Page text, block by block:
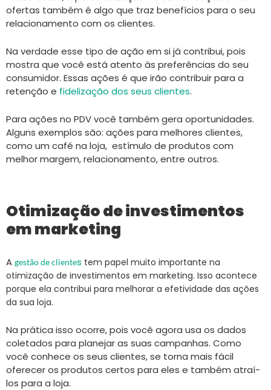
ofertas também é algo que traz benefícios para o seu
relacionamento com os clientes.
Na verdade esse tipo de ação em si já contribui, pois
mostra que você está atento às preferências do seu
consumidor. Essas ações é que irão contribuir para a
retenção e fidelização dos seus clientes.
Para ações no PDV você também gera oportunidades.
Alguns exemplos são: ações para melhores clientes,
como um café na loja, estímulo de produtos com
melhor margem, relacionamento, entre outros.
Otimização de investimentos
em marketing
A gestão de clientes tem papel muito importante na
otimização de investimentos em marketing. Isso acontece
porque ela contribui para melhorar a efetividade das ações
da sua loja.
Na prática isso ocorre, pois você agora usa os dados
coletados para planejar as suas campanhas. Como
você conhece os seus clientes, se torna mais fácil
oferecer os produtos certos para eles e também atraí-
los para a loja.